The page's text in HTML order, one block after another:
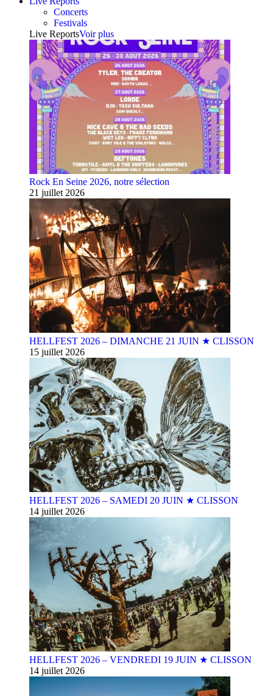
Concerts
Festivals
Live ReportsVoir plus
Rock En Seine 2026, notre sélection
21 juillet 2026
HELLFEST 2026 – DIMANCHE 21 JUIN ★ CLISSON
15 juillet 2026
HELLFEST 2026 – SAMEDI 20 JUIN ★ CLISSON
14 juillet 2026
HELLFEST 2026 – VENDREDI 19 JUIN ★ CLISSON
14 juillet 2026